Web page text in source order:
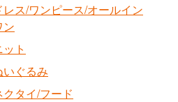
レス/ワンピース/オールイン
ン
ット
いぐるみ
クタイ/フード